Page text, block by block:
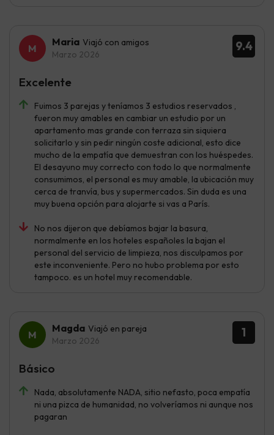
9.4
Maria Viajó con amigos
Marzo 2026
Fuimos 3 parejas y teníamos 3 estudios reservados ,
fueron muy amables en cambiar un estudio por un
apartamento mas grande con terraza sin siquiera
solicitarlo y sin pedir ningún coste adicional, esto dice
mucho de la empatía que demuestran con los huéspedes.
El desayuno muy correcto con todo lo que normalmente
consumimos, el personal es muy amable, la ubicación muy
cerca de tranvía, bus y supermercados. Sin duda es una
muy buena opción para alojarte si vas a París.
No nos dijeron que debíamos bajar la basura,
normalmente en los hoteles españoles la bajan el
personal del servicio de limpieza, nos disculpamos por
este inconveniente. Pero no hubo problema por esto
tampoco. es un hotel muy recomendable.
Excelente
1
Magda Viajó en pareja
Marzo 2026
Nada, absolutamente NADA, sitio nefasto, poca empatía
ni una pizca de humanidad, no volveríamos ni aunque nos
pagaran
Básico